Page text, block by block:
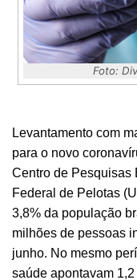
Foto:
Levantamento com
para o novo
Centro de Pesquisas
Federal de Pelotas
3,8% da população
milhões de pessoas
junho. No mesmo
saúde apontavam